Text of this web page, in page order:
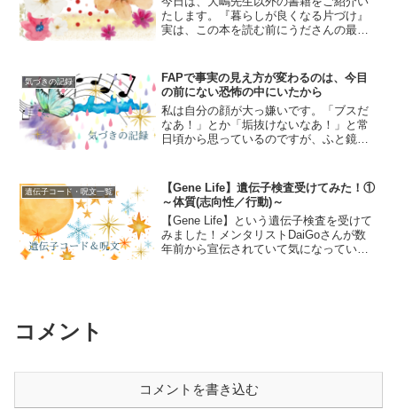
たします。『暮らしが良くなる片づけ』
実は、この本を読む前にうださんの最近
う挑戦マンガをたまたま本屋さんで見つ
けまして、一度はスルー...
気づきの記録
FAPで事実の見え方が変わるのは、今目
の前にない恐怖の中にいたから
私は自分の顔が大っ嫌いです。「ブスだ
なあ！」とか「垢抜けないなあ！」と常
日頃から思っているのですが、ふと鏡を
スに見える時があります。かと思えば、
「あれ？なんかそこまでブ...
遺伝子コード・呪文一覧
【Gene Life】遺伝子検査受けてみた！①
～体質(志向性／行動)～
【Gene Life】という遺伝子検査を受けて
みました！メンタリストDaiGoさんが数
年前から宣伝されていて気になっていた
コメント
コメントを書き込む